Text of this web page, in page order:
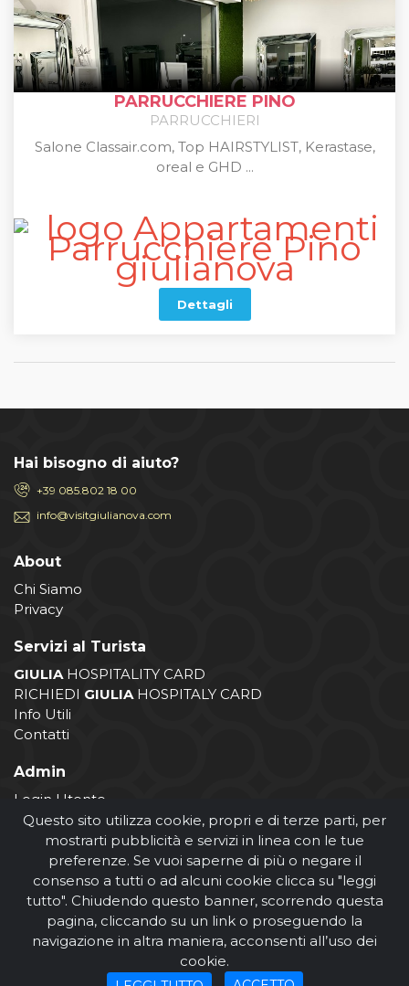
PARRUCCHIERE PINO
PARRUCCHIERI
Salone Classair.com, Top HAIRSTYLIST, Kerastase,
oreal e GHD ...
Dettagli
Hai bisogno di aiuto?
+39 085.802 18 00
info@visitgiulianova.com
About
Chi Siamo
Privacy
Servizi al Turista
GIULIA HOSPITALITY CARD
RICHIEDI GIULIA HOSPITALY CARD
Info Utili
Contatti
Admin
Login Utente
Login Operatore
Registrazione Operatore
© Comune di Giulianova 2026
Questo sito utilizza cookie, propri e di terze parti, per
mostrarti pubblicità e servizi in linea con le tue
preferenze. Se vuoi saperne di più o negare il
consenso a tutti o ad alcuni cookie clicca su "leggi
tutto". Chiudendo questo banner, scorrendo questa
pagina, cliccando su un link o proseguendo la
navigazione in altra maniera, acconsenti all’uso dei
cookie.